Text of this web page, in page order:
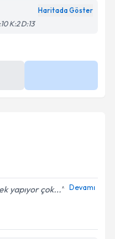
Haritada Göster
K:2 D:13
yapıyor çok...